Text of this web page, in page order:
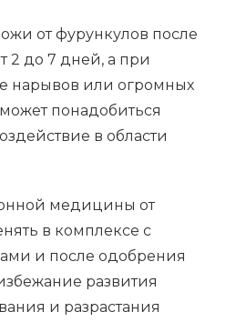
от фурункулов после
2 до 7 дней, а при
нарывов или огромных
понадобиться
в области
медицины от
в комплексе с
и после одобрения
развития
и разрастания